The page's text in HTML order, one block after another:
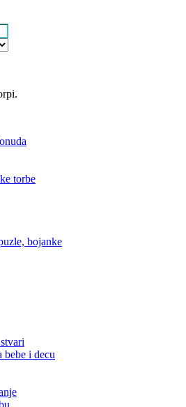
torbe
bojanke
bebe i decu